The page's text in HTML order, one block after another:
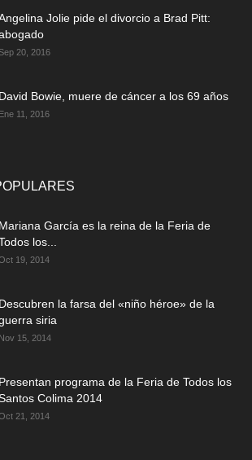
Jolie pide el divorcio a Brad Pitt:
20, 2016
David Bowie, muere de cáncer a los 69 años
Ene 11, 2016
Mariana García es la reina de la Feria de
los...
19, 2014
Descubren la farsa del «niño héroe» de la
siria
Nov 15, 2014
Presentan programa de la Feria de Todos los
Colima 2014
21, 2014